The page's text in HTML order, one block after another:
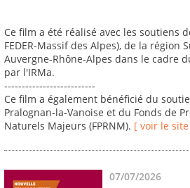
Ce film a été réalisé avec les soutiens
FEDER-Massif des Alpes), de la région
Auvergne-Rhône-Alpes dans le cadre
par l'IRMa.
--------------------------
Ce film a également bénéficié du
Pralognan-la-Vanoise et du Fonds de
Naturels Majeurs (FPRNM). [ voir le
07/07/2026